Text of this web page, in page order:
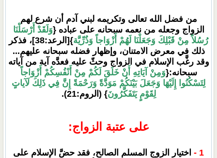
من فضل الله تعالى وتكريمه لبني آدم أن شرع لهم
الزواج وجعله من نعمه سبحانه على عباده {وَلَقَدْ أَرْسَلْنَا
رُسُلاً مِنْ قَبْلِكَ وَجَعَلْنَا لَهُمْ أَزْوَاجاً وَذُرِّيَّة
}[الرعد:38]، فذكر
ذلك في معرض الامتنان، وإظهار فضله سبحانه عليهم...
وقد رغَّب الإسلام في الزواج وحثّ عليه فعدَّه آية من آياته
سبحانه:{وَمِنْ آيَاتِهِ أَنْ خَلَقَ لَكُمْ مِنْ أَنْفُسِكُمْ أَزْوَاجاً
لِتَسْكُنُوا إِلَيْهَا وَجَعَلَ بَيْنَكُمْ مَوَدَّةً وَرَحْمَةً إِنَّ فِي ذَلِكَ لَآياتٍ
لِقَوْمٍ يَتَفَكَّرُونَ} (الروم:21).
على عتبة الزواج:
1 -
اختيار الزوج المسلم الصالح، فقد حضَّ الإسلام على